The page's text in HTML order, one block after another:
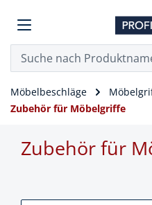
Möbelbeschläge
Zubehör für Möbelgriffe
Zubehör für